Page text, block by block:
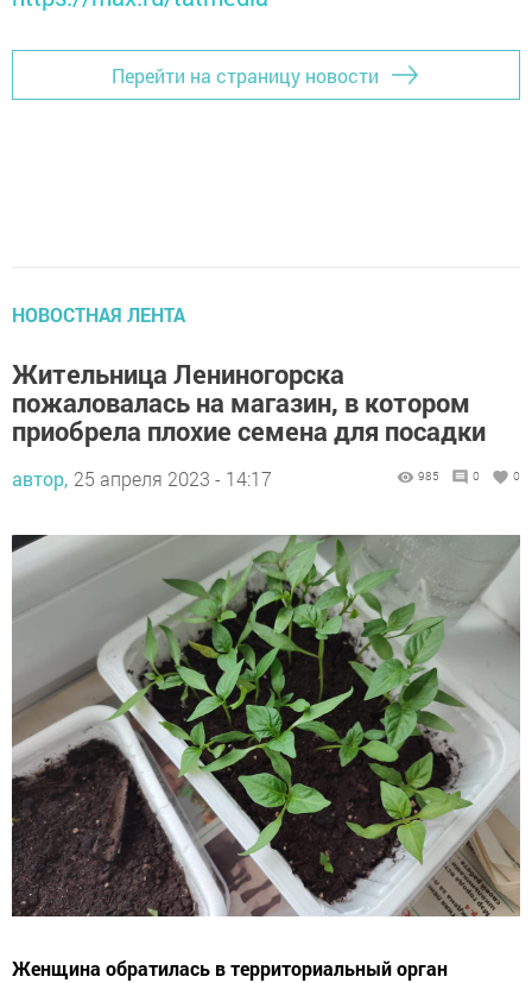
Перейти на страницу новости
НОВОСТНАЯ ЛЕНТА
Жительница Лениногорска
пожаловалась на магазин, в котором
приобрела плохие семена для посадки
автор, 25 апреля 2023 - 14:17 985 0 0
Женщина обратилась в территориальный орган